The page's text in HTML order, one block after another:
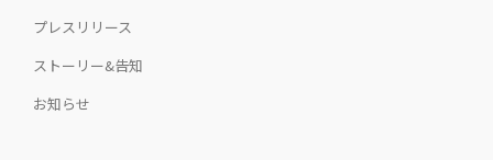
プレスリリース
ストーリー&告知
お知らせ